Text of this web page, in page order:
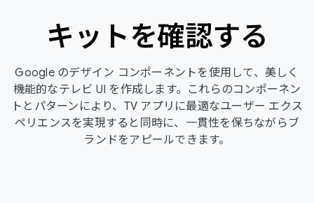
キットを確認する
Google のデザイン コンポーネントを使用して、美しく
機能的なテレビ UI を作成します。これらのコンポーネン
トとパターンにより、TV アプリに最適なユーザー エクス
ペリエンスを実現すると同時に、一貫性を保ちながらブ
ランドをアピールできます。